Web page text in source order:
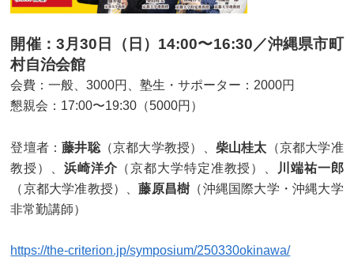
開催：3月30日（日）14:00〜16:30／沖縄県市町
村自治会館
会費：一般、3000円、塾生・サポーター：2000円
懇親会：17:00〜19:30（5000円）
登壇者：藤井聡（京都大学教授）、 柴山桂太 （京都大学准
教授）、 浜崎洋介 （京都大学特定准教授）、
川端祐一郎
（京都大学准教授）、藤原昌樹 （沖縄国際大学・沖縄大学
非常勤講師）
https://the-criterion.jp/symposium/250330okinawa/